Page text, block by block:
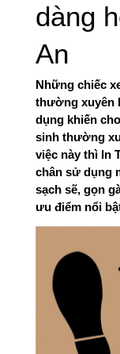
dàng
An
Những chiếc
thường xuyên
dụng khiến
sinh thường
việc này thì In
chân sử dụng
sạch sẽ, gọn
ưu điểm nổi